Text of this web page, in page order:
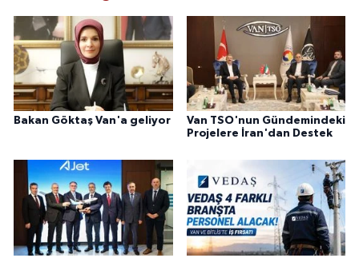
Bakan Göktaş Van'a geliyor
Van TSO'nun Gündemindeki
Projelere İran'dan Destek